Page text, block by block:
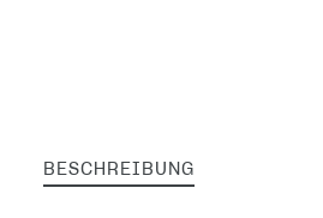
BESCHREIBUNG